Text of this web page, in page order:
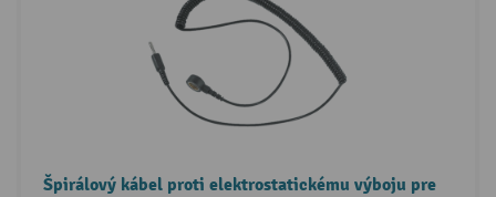
Špirálový kábel proti elektrostatickému výboju pre